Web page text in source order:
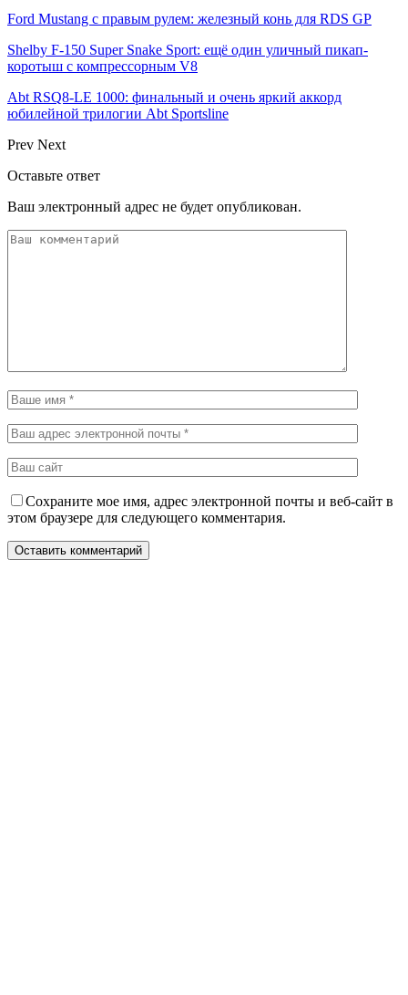
Ford Mustang с правым рулем: железный конь для RDS GP
Shelby F-150 Super Snake Sport: ещё один уличный пикап-
коротыш с компрессорным V8
Abt RSQ8-LE 1000: финальный и очень яркий аккорд
юбилейной трилогии Abt Sportsline
Prev Next
Оставьте ответ
Ваш электронный адрес не будет опубликован.
Сохраните мое имя, адрес электронной почты и веб-сайт в
этом браузере для следующего комментария.